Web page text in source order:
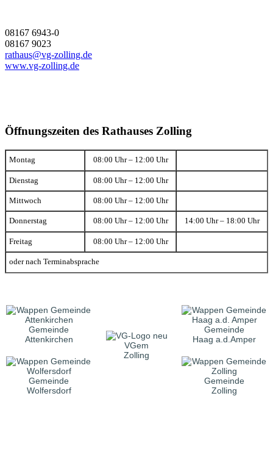
08167 6943-0
08167 9023
rathaus@vg-zolling.de
www.vg-zolling.de
Öffnungszeiten des Rathauses Zolling
Montag 08:00 Uhr – 12:00 Uhr
Dienstag 08:00 Uhr – 12:00 Uhr
Mittwoch 08:00 Uhr – 12:00 Uhr
Donnerstag 08:00 Uhr – 12:00 Uhr 14:00 Uhr – 18:00 Uhr
Freitag 08:00 Uhr – 12:00 Uhr
oder nach Terminabsprache
Gemeinde
Attenkirchen
VGem
Zolling
Gemeinde
Haag a.d.Amper
Gemeinde
Wolfersdorf
Gemeinde
Zolling